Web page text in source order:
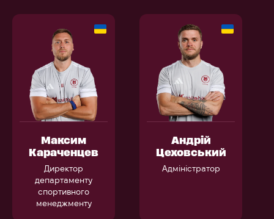
Максим
Караченцев
Директор
департаменту
спортивного
менеджменту
Андрій
Цеховський
Адміністратор